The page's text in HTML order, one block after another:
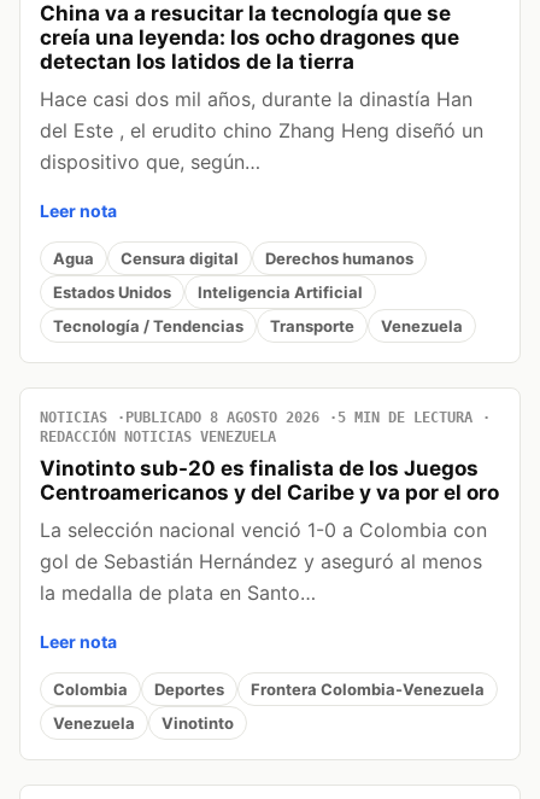
China va a resucitar la tecnología que se
creía una leyenda: los ocho dragones que
detectan los latidos de la tierra
Hace casi dos mil años, durante la dinastía Han
del Este , el erudito chino Zhang Heng diseñó un
dispositivo que, según…
Leer nota
Agua Censura digital
Derechos humanos
Estados Unidos
Inteligencia Artificial
Tecnología / Tendencias
Transporte Venezuela
NOTICIAS PUBLICADO 8 AGOSTO 2026
5 MIN DE LECTURA
REDACCIÓN NOTICIAS VENEZUELA
Vinotinto sub-20 es finalista de los Juegos
Centroamericanos y del Caribe y va por el oro
La selección nacional venció 1-0 a Colombia con
gol de Sebastián Hernández y aseguró al menos
la medalla de plata en Santo…
Leer nota
Colombia Deportes
Frontera Colombia-Venezuela
Venezuela
Vinotinto